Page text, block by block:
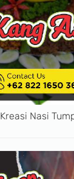
Kreasi Nasi